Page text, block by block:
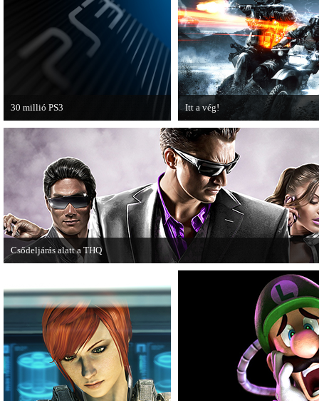
30 millió PS3
A PAL régióban a PS3 átlépte a 30
milliós eladott darabszámot.
Itt a vég!
Hamarosan minden infó kiderül a
Battlefield 3 utolsó, End Game
kiegészítőjéről.
Csődeljárás alatt a THQ
Egy újabb videojáték-kiadó került csődeljárás alá, aki nem más, mint a THQ.